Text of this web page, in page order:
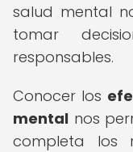
salud mental
tomar
responsables.
Conocer los
mental nos
completa los